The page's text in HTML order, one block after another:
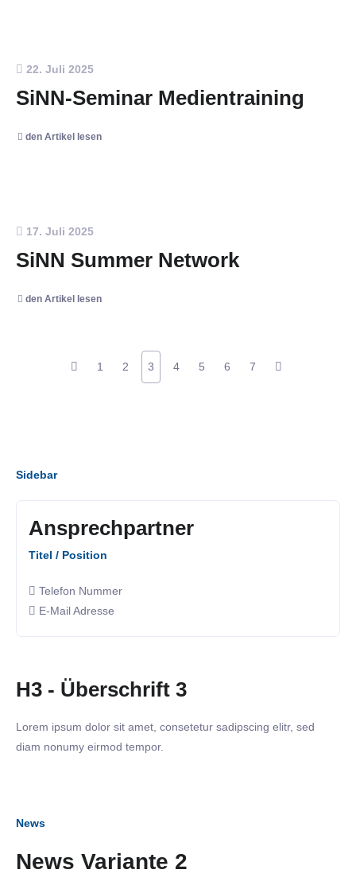
22. Juli 2025
SiNN-Seminar Medientraining
den Artikel lesen
17. Juli 2025
SiNN Summer Network
den Artikel lesen
1 2 3 4 5 6 7
Sidebar
Ansprechpartner
Titel / Position
Telefon Nummer
E-Mail Adresse
H3 - Überschrift 3
Lorem ipsum dolor sit amet, consetetur sadipscing elitr, sed
diam nonumy eirmod tempor.
News
News Variante 2